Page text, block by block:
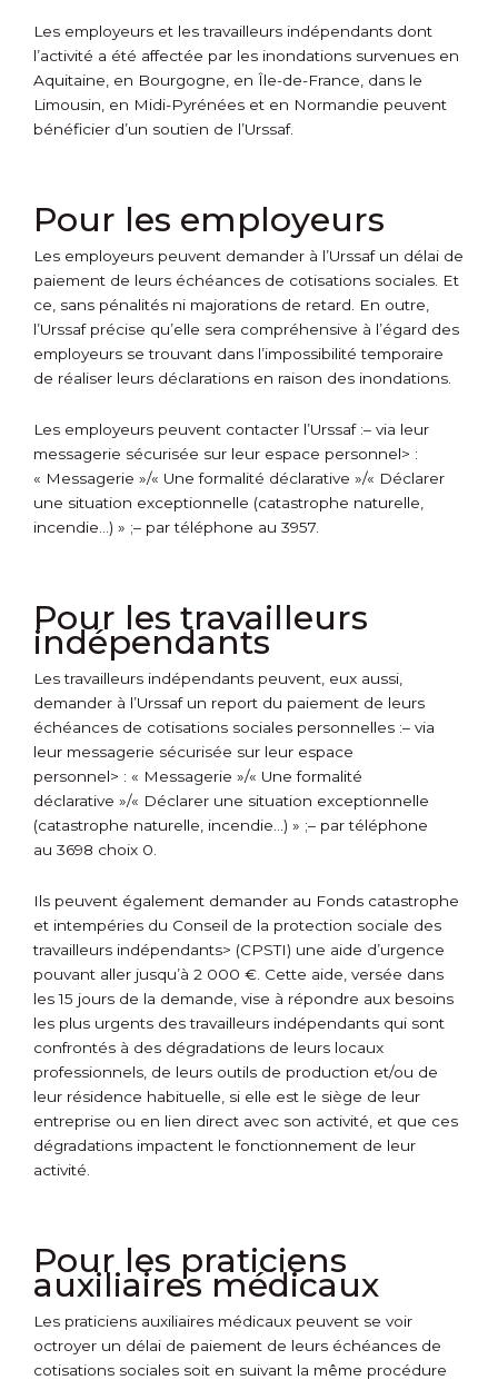
Les employeurs et les travailleurs indépendants dont
l’activité a été affectée par les inondations survenues en
Aquitaine, en Bourgogne, en Île-de-France, dans le
Limousin, en Midi-Pyrénées et en Normandie peuvent
bénéficier d’un soutien de l’Urssaf.
Pour les employeurs
Les employeurs peuvent demander à l’Urssaf un délai de
paiement de leurs échéances de cotisations sociales. Et
ce, sans pénalités ni majorations de retard. En outre,
l’Urssaf précise qu’elle sera compréhensive à l’égard des
employeurs se trouvant dans l’impossibilité temporaire
de réaliser leurs déclarations en raison des inondations.
Les employeurs peuvent contacter l’Urssaf :– via leur
messagerie sécurisée sur leur espace personnel> :
« Messagerie »/« Une formalité déclarative »/« Déclarer
une situation exceptionnelle (catastrophe naturelle,
incendie…) » ;– par téléphone au 3957.
Pour les travailleurs
indépendants
Les travailleurs indépendants peuvent, eux aussi,
demander à l’Urssaf un report du paiement de leurs
échéances de cotisations sociales personnelles :– via
leur messagerie sécurisée sur leur espace
personnel> : « Messagerie »/« Une formalité
déclarative »/« Déclarer une situation exceptionnelle
(catastrophe naturelle, incendie…) » ;– par téléphone
au 3698 choix 0.
Ils peuvent également demander au Fonds catastrophe
et intempéries du Conseil de la protection sociale des
travailleurs indépendants> (CPSTI) une aide d’urgence
pouvant aller jusqu’à 2 000 €. Cette aide, versée dans
les 15 jours de la demande, vise à répondre aux besoins
les plus urgents des travailleurs indépendants qui sont
confrontés à des dégradations de leurs locaux
professionnels, de leurs outils de production et/ou de
leur résidence habituelle, si elle est le siège de leur
entreprise ou en lien direct avec son activité, et que ces
dégradations impactent le fonctionnement de leur
activité.
Pour les praticiens
auxiliaires médicaux
Les praticiens auxiliaires médicaux peuvent se voir
octroyer un délai de paiement de leurs échéances de
cotisations sociales soit en suivant la même procédure